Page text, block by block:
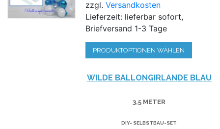
zzgl.Versandkosten
Lieferzeit: lieferbar sofort,
Briefversand 1-3 Tage
PRODUKTOPTIONEN WÄHLEN
WILDE BALLONGIRLANDE BLAU
3,5 METER
DIY- SELBSTBAU-SET